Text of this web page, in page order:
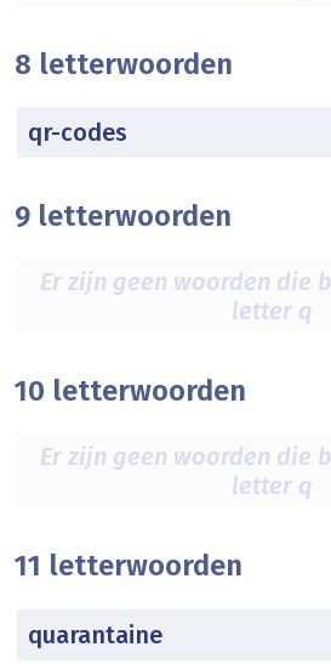
8 letterwoorden
qr-codes
9 letterwoorden
Er zijn geen woorden die
letter q
10 letterwoorden
Er zijn geen woorden die
letter q
11 letterwoorden
quarantaine